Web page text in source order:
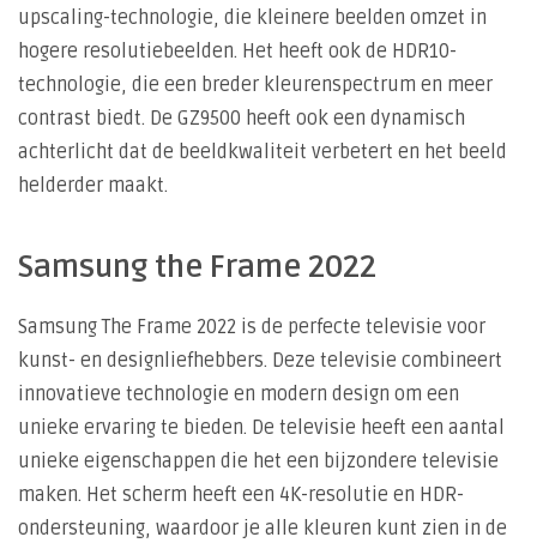
upscaling-technologie, die kleinere beelden omzet in
hogere resolutiebeelden. Het heeft ook de HDR10-
technologie, die een breder kleurenspectrum en meer
contrast biedt. De GZ9500 heeft ook een dynamisch
achterlicht dat de beeldkwaliteit verbetert en het beeld
helderder maakt.
Samsung the Frame 2022
Samsung The Frame 2022 is de perfecte televisie voor
kunst- en designliefhebbers. Deze televisie combineert
innovatieve technologie en modern design om een
unieke ervaring te bieden. De televisie heeft een aantal
unieke eigenschappen die het een bijzondere televisie
maken. Het scherm heeft een 4K-resolutie en HDR-
ondersteuning, waardoor je alle kleuren kunt zien in de